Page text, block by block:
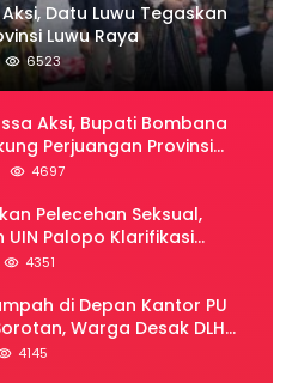
Datu Luwu Tegaskan
Luwu Raya
6523
Aksi, Bupati Bombana
Perjuangan Provinsi
4697
Pelecehan Seksual,
UIN Palopo Klarifikasi
4351
di Depan Kantor PU
Warga Desak DLH
4145